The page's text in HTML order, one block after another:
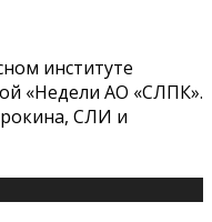
институте
«Недели АО «СЛПК».
СЛИ и